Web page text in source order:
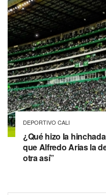
DEPORTIVO CALI
¿Qué hizo la
que Alfredo Arias la
otra así”